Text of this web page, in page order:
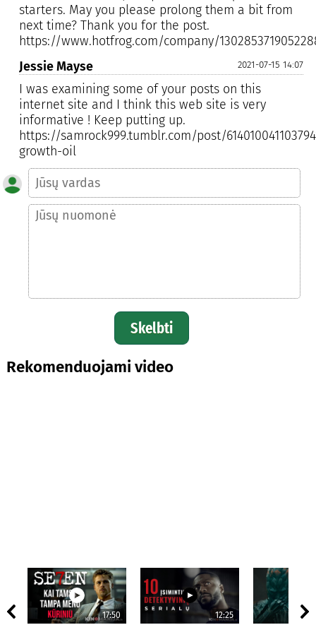
starters. May you please prolong them a bit from
next time? Thank you for the post.
https://www.hotfrog.com/company/
2021-07-15 14:07
Jessie Mayse
I was examining some of your posts on this
internet site and I think this web site is very
informative ! Keep putting up.
https://samrock999.tumblr.com/post/
growth-oil
Skelbti
Rekomenduojami video
17:50 12:25